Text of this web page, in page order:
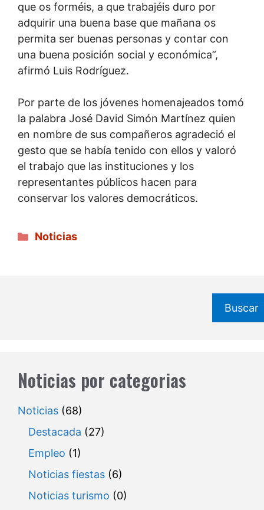
que os forméis, a que trabajéis duro por
adquirir una buena base que mañana os
permita ser buenas personas y contar con
una buena posición social y económica”,
afirmó Luis Rodríguez.
Por parte de los jóvenes homenajeados tomó
la palabra José David Simón Martínez quien
en nombre de sus compañeros agradeció el
gesto que se había tenido con ellos y valoró
el trabajo que las instituciones y los
representantes públicos hacen para
conservar los valores democráticos.
Categorías
Noticias
Buscar
Noticias por categorias
Noticias (68)
Destacada (27)
Empleo (1)
Noticias fiestas (6)
Noticias turismo (0)